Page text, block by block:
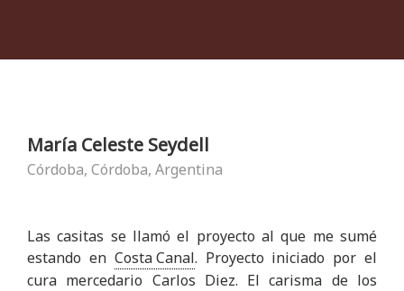
María Celeste Seydell
Córdoba, Córdoba, Argentina
Las casitas se llamó el proyecto al que me sumé
estando en Costa Canal. Proyecto iniciado por el
cura mercedario Carlos Diez. El carisma de los